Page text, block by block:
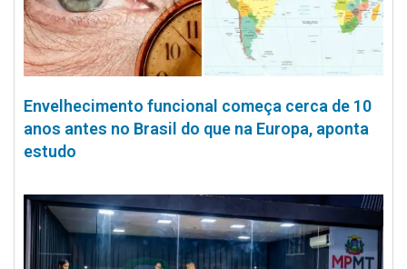
Envelhecimento funcional começa cerca de 10
anos antes no Brasil do que na Europa, aponta
estudo